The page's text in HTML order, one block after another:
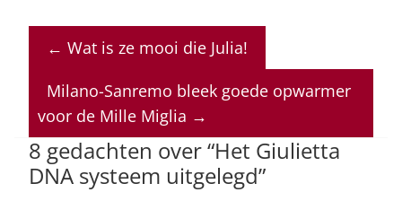
at
s
A
p
p
c
e
b
o
o
k
k
e
dI
n
re
a
d
s
ai
l
← Wat is ze mooi die Julia!
Milano-Sanremo bleek goede opwarmer
voor de Mille Miglia →
8 gedachten over “Het Giulietta
DNA systeem uitgelegd”